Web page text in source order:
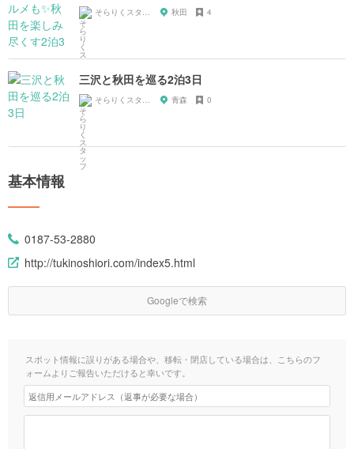
秋田 4
三沢と秋田を巡る2泊3日
青森 0
基本情報
0187-53-2880
http://tukinoshiori.com/index5.html
Googleで検索
スポット情報に誤りがある場合や、移転・閉店している場合は、こちらのフ
ォームよりご報告いただけると幸いです。